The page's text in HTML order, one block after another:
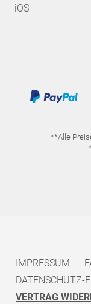
iOS
**Alle
IMPRESSUM
DATENSCHUTZ-
VERTRAG